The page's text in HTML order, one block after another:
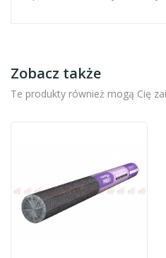
Zobacz także
Te produkty również mogą Cię